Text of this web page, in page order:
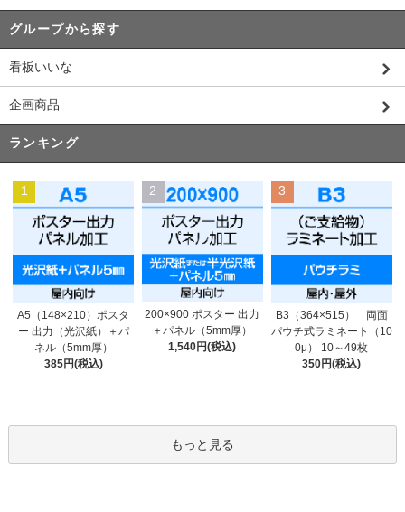
グループから探す
看板いいな
企画商品
ランキング
1
A5（148×210）ポスタ
ー 出力（光沢紙）＋パ
ネル（5mm厚）
385円(税込)
2
200×900 ポスター 出力
＋パネル（5mm厚）
1,540円(税込)
3
B3（364×515） 両面
パウチ式ラミネート（10
0μ） 10～49枚
350円(税込)
もっと見る